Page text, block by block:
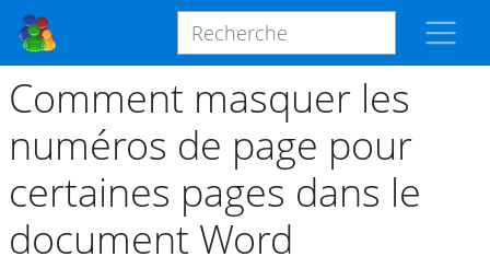
Comment masquer les
numéros de page pour
certaines pages dans le
document Word